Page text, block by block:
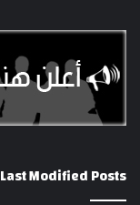
Last Modified Posts